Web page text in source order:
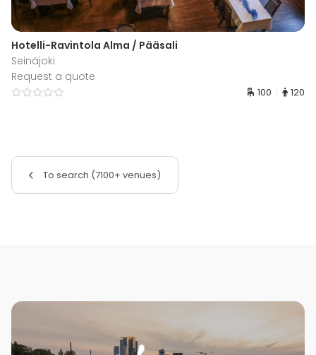
Hotelli-Ravintola Alma / Pääsali
Seinäjoki
Request a quote
100 120
To search (7100+ venues)